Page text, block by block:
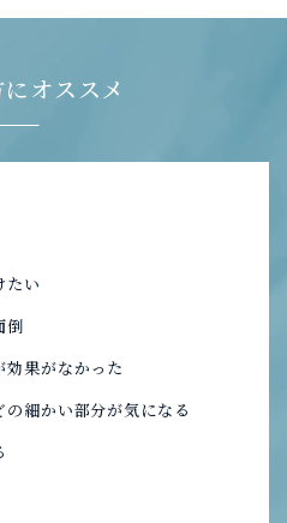
オススメ
たい
倒
効果がなかった
細かい部分が気になる